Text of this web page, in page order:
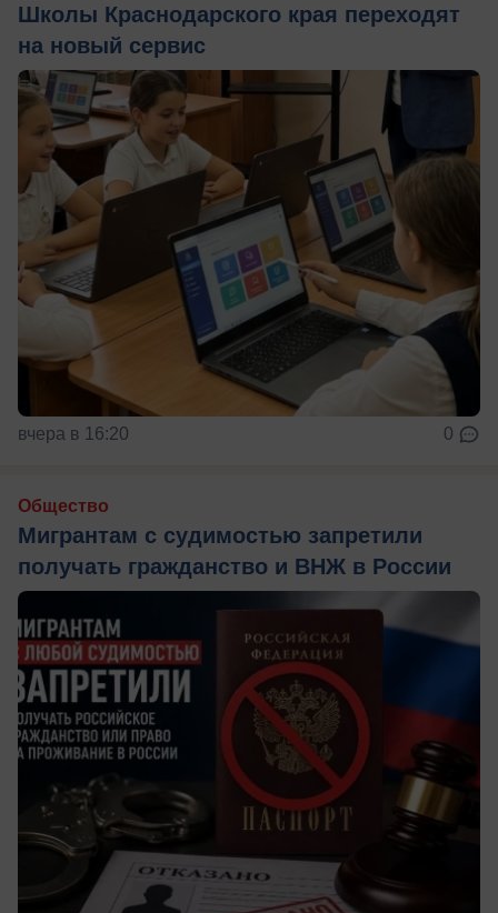
Школы Краснодарского края переходят
на новый сервис
вчера в 16:20 0
Общество
Мигрантам с судимостью запретили
получать гражданство и ВНЖ в России